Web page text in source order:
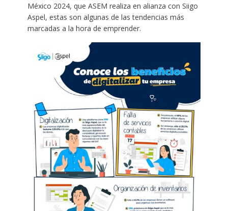
México 2024, que ASEM realiza en alianza con Siigo
Aspel, estas son algunas de las tendencias más
marcadas a la hora de emprender.